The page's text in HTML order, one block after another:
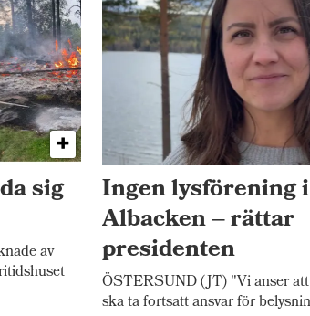
sig
av
Ingen lysförening i
Albacken – rättar
presidenten
ÖSTERSUND (JT) "Vi anser
ska ta fortsatt ansvar för